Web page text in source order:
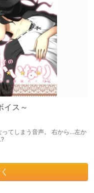
イス～
てしまう音声。 右から…左か